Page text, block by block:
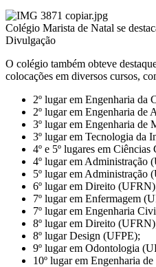
Colégio Marista de Natal se
Divulgação
O colégio também obteve
colocações em diversos cursos,
2º lugar em Engenharia da
2º lugar em Engenharia de
3º lugar em Engenharia de
3º lugar em Tecnologia da
4º e 5º lugares em
4º lugar em Administração
5º lugar em Administração
6º lugar em Direito
7º lugar em Enfermagem
7º lugar em Engenharia
8º lugar em Direito
8º lugar Design (UFPE);
9º lugar em Odontologia
10º lugar em Engenharia